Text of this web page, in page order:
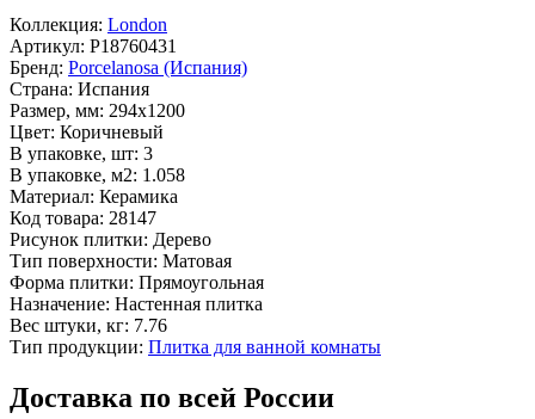
Коллекция: London
Артикул: P18760431
Бренд: Porcelanosa (Испания)
Страна: Испания
Размер, мм: 294x1200
Цвет: Коричневый
В упаковке, шт: 3
В упаковке, м2: 1.058
Материал: Керамика
Код товара: 28147
Рисунок плитки: Дерево
Тип поверхности: Матовая
Форма плитки: Прямоугольная
Назначение: Настенная плитка
Вес штуки, кг: 7.76
Тип продукции: Плитка для ванной комнаты
Доставка по всей России